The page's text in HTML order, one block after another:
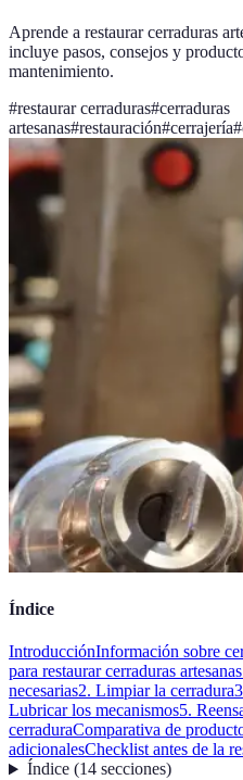
Aprende a restaurar cerraduras
incluye pasos, consejos y
mantenimiento.
#restaurar cerraduras#cerraduras
artesanas#restauración#cerrajería#
Índice
IntroducciónInformación sobre
para restaurar cerraduras artesanas
necesarias2. Limpiar la cerradura
Lubricar los mecanismos5.
cerraduraComparativa de
adicionalesChecklist antes de la
Índice(14 secciones)